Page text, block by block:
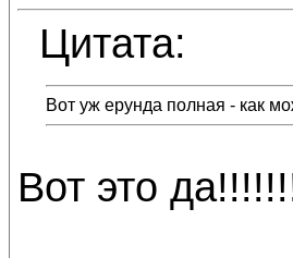
Цитата:
Вот уж ерунда полная - как
Вот это